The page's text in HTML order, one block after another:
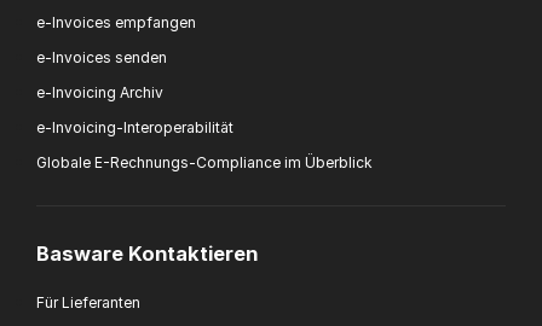
e-Invoices empfangen
e-Invoices senden
e-Invoicing Archiv
e-Invoicing-Interoperabilität
Globale E-Rechnungs-Compliance im Überblick
Basware Kontaktieren
Für Lieferanten